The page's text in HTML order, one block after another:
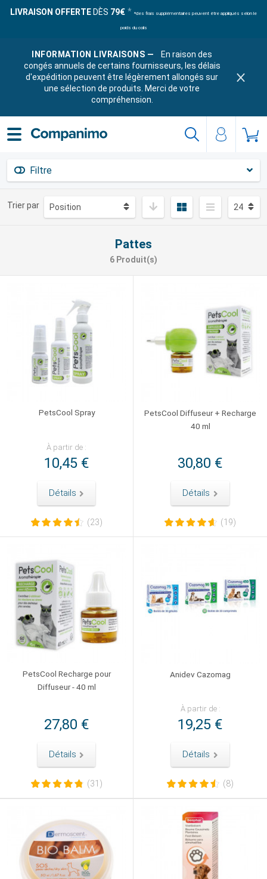
LIVRAISON OFFERTE DÈS 79€ *des frais supplémentaires peuvent être appliqués selon le
poids du colis
INFORMATION LIVRAISONS —
En raison des
congés annuels de certains fournisseurs, les délais
d'expédition peuvent être légèrement allongés sur
une sélection de produits. Merci de votre
compréhension.
Filtre
Trier par
Pattes
6 Produit(s)
PetsCool Spray
À partir de :
10,45 €
Détails
(23)
PetsCool Diffuseur + Recharge
40 ml
30,80 €
Détails
(19)
PetsCool Recharge pour
Diffuseur - 40 ml
27,80 €
Détails
(31)
Anidev Cazomag
À partir de :
19,25 €
Détails
(8)